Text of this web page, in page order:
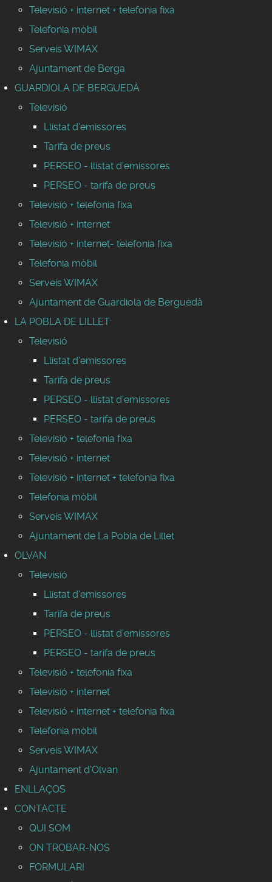
Televisió + internet + telefonia fixa
Telefonia mòbil
Serveis WIMAX
Ajuntament de Berga
GUARDIOLA DE BERGUEDÀ
Televisió
Llistat d'emissores
Tarifa de preus
PERSEO - llistat d'emissores
PERSEO - tarifa de preus
Televisió + telefonia fixa
Televisió + internet
Televisió + internet- telefonia fixa
Telefonia mòbil
Serveis WIMAX
Ajuntament de Guardiola de Berguedà
LA POBLA DE LILLET
Televisió
Llistat d'emissores
Tarifa de preus
PERSEO - llistat d'emissores
PERSEO - tarifa de preus
Televisió + telefonia fixa
Televisió + internet
Televisió + internet + telefonia fixa
Telefonia mòbil
Serveis WIMAX
Ajuntament de La Pobla de Lillet
OLVAN
Televisió
Llistat d'emissores
Tarifa de preus
PERSEO - llistat d'emissores
PERSEO - tarifa de preus
Televisió + telefonia fixa
Televisió + internet
Televisió + internet + telefonia fixa
Telefonia mòbil
Serveis WIMAX
Ajuntament d'Olvan
ENLLAÇOS
CONTACTE
QUI SOM
ON TROBAR-NOS
FORMULARI